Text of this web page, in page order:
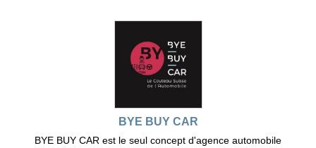
BYE BUY CAR
BYE BUY CAR est le seul concept d'agence automobile